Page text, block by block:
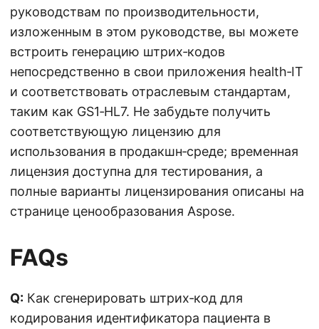
руководствам по производительности,
изложенным в этом руководстве, вы можете
встроить генерацию штрих‑кодов
непосредственно в свои приложения health‑IT
и соответствовать отраслевым стандартам,
таким как GS1‑HL7. Не забудьте получить
соответствующую лицензию для
использования в продакшн‑среде; временная
лицензия доступна для тестирования, а
полные варианты лицензирования описаны на
странице ценообразования Aspose.
FAQs
Q: Как сгенерировать штрих‑код для
кодирования идентификатора пациента в